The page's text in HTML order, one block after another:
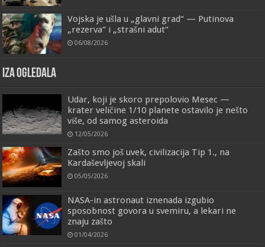
Vojska je ušla u „glavni grad“ — Putinova
„rezerva“ i „strašni adut“
06/08/2026
IZA OGLEDALA
Udar, koji je skoro prepolovio Mesec —
krater veličine 1/10 planete ostavilo je nešto
više, od samog asteroida
12/05/2026
Zašto smo još uvek, civilizacija Tip 1., na
Kardaševljevoj skali
05/05/2026
NASA-in astronaut iznenada izgubio
sposobnost govora u svemiru, a lekari ne
znaju zašto
01/04/2026